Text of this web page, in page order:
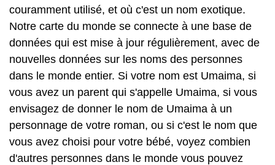
couramment utilisé, et où c'est un nom exotique.
Notre carte du monde se connecte à une base de
données qui est mise à jour régulièrement, avec de
nouvelles données sur les noms des personnes
dans le monde entier. Si votre nom est Umaima, si
vous avez un parent qui s'appelle Umaima, si vous
envisagez de donner le nom de Umaima à un
personnage de votre roman, ou si c'est le nom que
vous avez choisi pour votre bébé, voyez combien
d'autres personnes dans le monde vous pouvez